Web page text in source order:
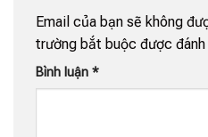
Email của bạn sẽ không
trường bắt buộc được đánh
Bình luận *